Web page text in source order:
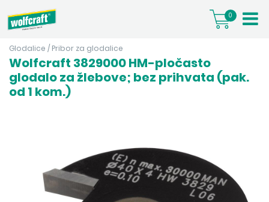
0
Glodalice / Pribor za glodalice
Wolfcraft 3829000 HM-pločasto
glodalo za žlebove; bez prihvata (pak.
od 1 kom.)